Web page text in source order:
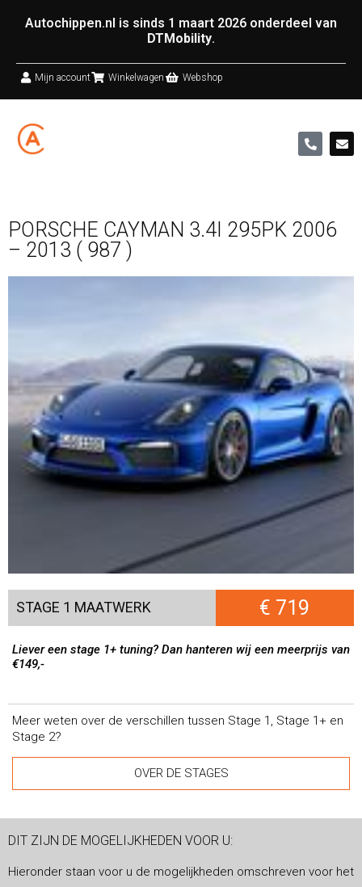
Autochippen.nl is sinds 1 maart 2026 onderdeel van
DTMobility.
Mijn account Winkelwagen Webshop
PORSCHE CAYMAN 3.4I 295PK 2006
– 2013 ( 987 )
STAGE 1 MAATWERK € 719
Liever een stage 1+ tuning? Dan hanteren wij een meerprijs van
€149,-
Meer weten over de verschillen tussen Stage 1, Stage 1+ en
Stage 2?
OVER DE STAGES
DIT ZIJN DE MOGELIJKHEDEN VOOR U:
Hieronder staan voor u de mogelijkheden omschreven voor het